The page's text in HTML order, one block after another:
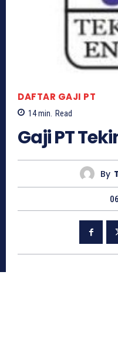
DAFTAR GAJI PT
14min. Read
Gaji PT
By